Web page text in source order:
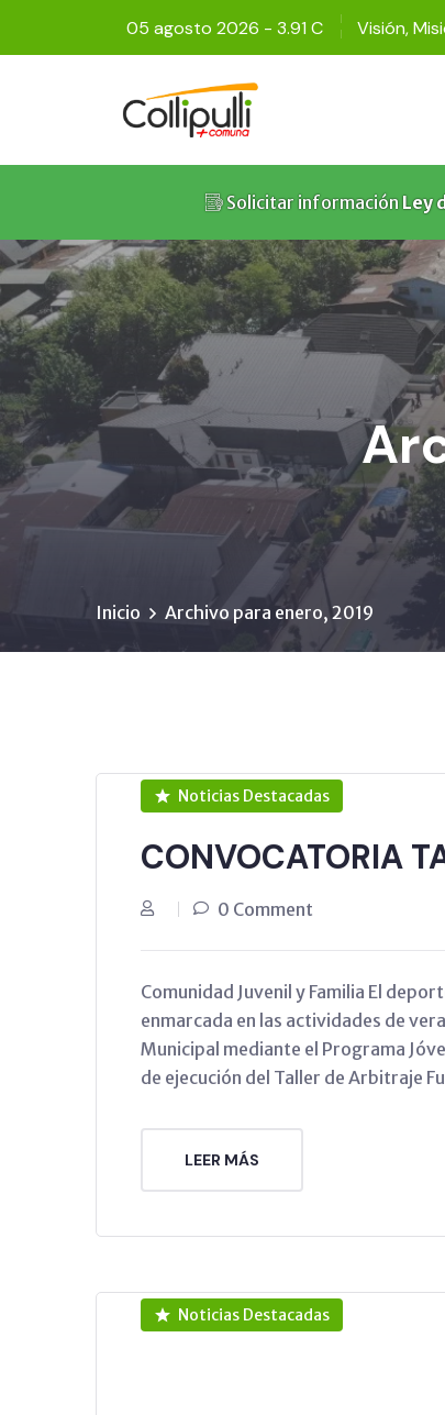
05 agosto 2026 - 3.91 C Visión,
Solicitar informaciónLey
Inicio Archivo para enero, 2019
Noticias Destacadas
CONVOCATORIA
0 Comment
Comunidad Juvenil y Familia El
enmarcada en las actividades de
Municipal mediante el Programa
de ejecución del Taller de Arbitraje
LEER MÁS
Noticias Destacadas